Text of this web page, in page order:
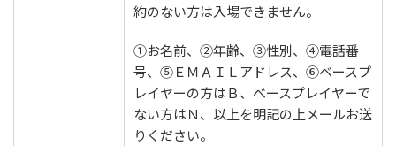
約のない方は入場できません。
①お名前、②年齢、③性別、④電話番
号、⑤ＥＭＡＩＬアドレス、⑥ベースプ
レイヤーの方はＢ、べースプレイヤーで
ない方はＮ、以上を明記の上メールお送
りください。